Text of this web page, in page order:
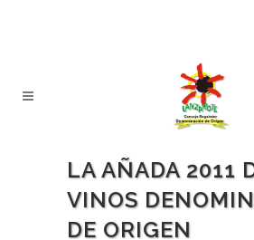
LA AÑADA 2011
VINOS
DE ORIGEN